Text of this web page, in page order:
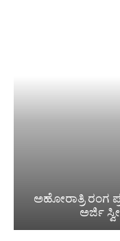
ಅಹೋರಾತ್ರಿ ರಂಗ
ಅರ್ಜಿ